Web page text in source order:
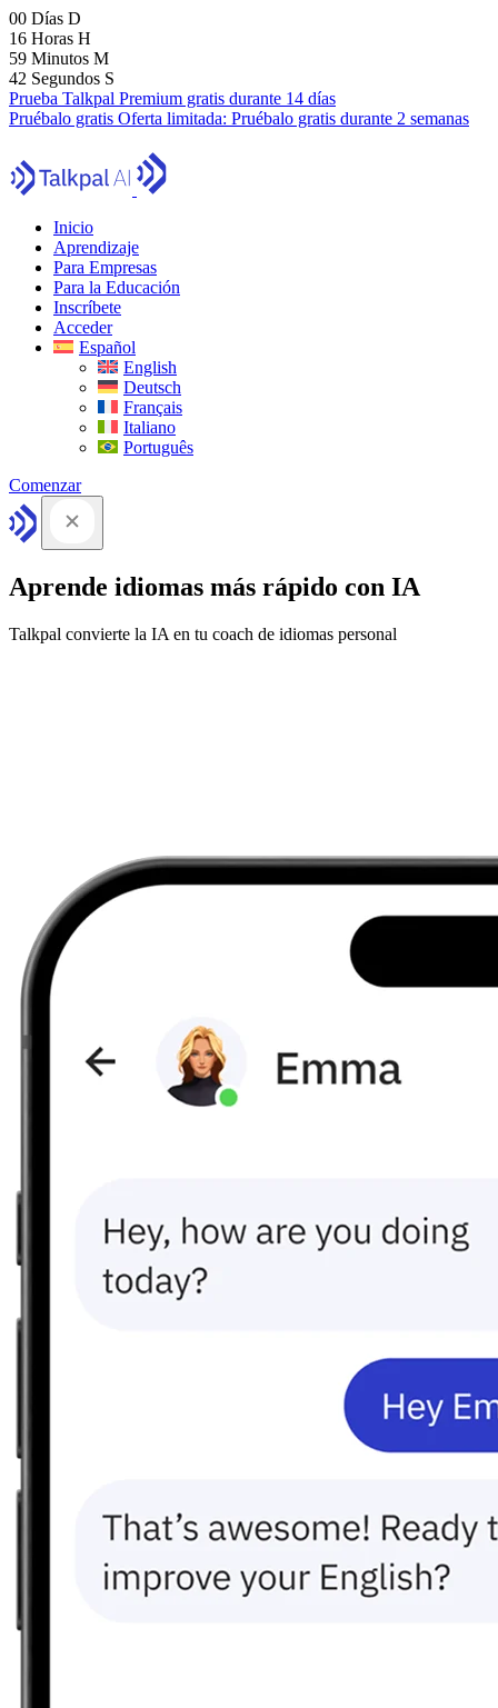
00 Días D
16 Horas H
59 Minutos M
41 Segundos S
Prueba Talkpal Premium gratis durante 14 días
Pruébalo gratis Oferta limitada: Pruébalo gratis durante 2 semanas
Inicio
Aprendizaje
Para Empresas
Para la Educación
Inscríbete
Acceder
Español
English
Deutsch
Français
Italiano
Português
Comenzar
Aprende idiomas más rápido con IA
Talkpal convierte la IA en tu coach de idiomas personal